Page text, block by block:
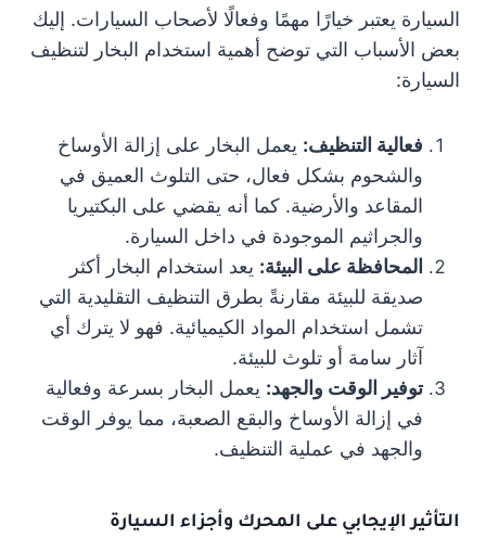
السيارة يعتبر خيارًا مهمًا وفعالًا لأصحاب السيارات. إليك
بعض الأسباب التي توضح أهمية استخدام البخار لتنظيف
السيارة:
فعالية التنظيف: يعمل البخار على إزالة الأوساخ
والشحوم بشكل فعال، حتى التلوث العميق في
المقاعد والأرضية. كما أنه يقضي على البكتيريا
والجراثيم الموجودة في داخل السيارة.
المحافظة على البيئة: يعد استخدام البخار أكثر
صديقة للبيئة مقارنةً بطرق التنظيف التقليدية التي
تشمل استخدام المواد الكيميائية. فهو لا يترك أي
آثار سامة أو تلوث للبيئة.
توفير الوقت والجهد: يعمل البخار بسرعة وفعالية
في إزالة الأوساخ والبقع الصعبة، مما يوفر الوقت
والجهد في عملية التنظيف.
التأثير الإيجابي على المحرك وأجزاء السيارة